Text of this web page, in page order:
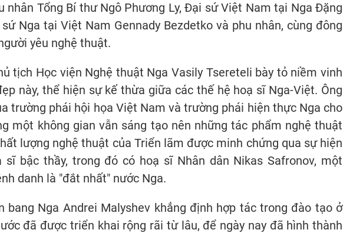
nhân Tổng Bí thư Ngô Phương Ly, Đại sứ Việt Nam tại Nga Đặng
Nga tại Việt Nam Gennady Bezdetko và phu nhân, cùng đông
yêu nghệ thuật.
tịch Học viện Nghệ thuật Nga Vasily Tsereteli bày tỏ niềm vinh
này, thể hiện sự kế thừa giữa các thế hệ hoạ sĩ Nga-Việt. Ông
trường phái hội họa Việt Nam và trường phái hiện thực Nga cho
một không gian vẫn sáng tạo nên những tác phẩm nghệ thuật
lượng nghệ thuật của Triển lãm được minh chứng qua sự hiện
sĩ bậc thầy, trong đó có hoạ sĩ Nhân dân Nikas Safronov, một
danh là "đắt nhất" nước Nga.
bang Nga Andrei Malyshev khẳng định hợp tác trong đào tạo ở
đã được triển khai rộng rãi từ lâu, để ngày nay đã hình thành